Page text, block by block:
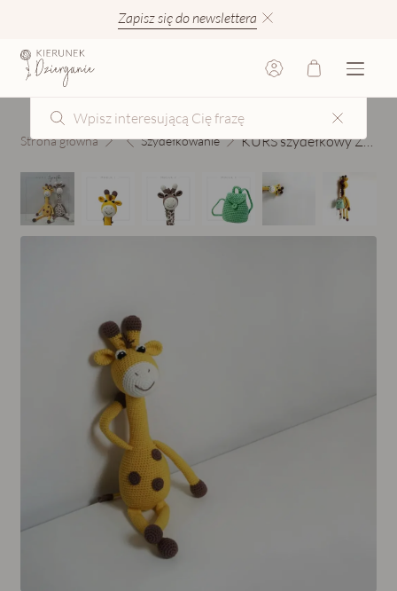
Zapisz się do newslettera
Strona główna Szydełkowanie KURS szydełkowy Żyrafka